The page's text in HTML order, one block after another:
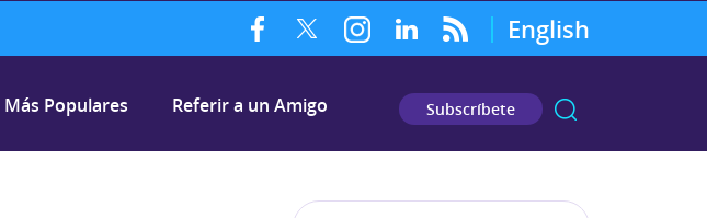
English
Más Populares Referir a un Amigo Subscríbete